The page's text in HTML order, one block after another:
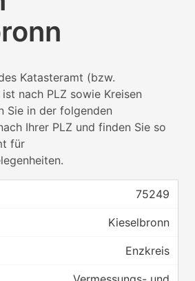
Katasteramt (bzw.
nach PLZ sowie Kreisen
Sie in der folgenden
Ihrer PLZ und finden Sie so
für
75249
Kieselbronn
Enzkreis